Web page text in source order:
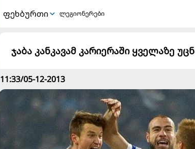
ᲤᲔᲮᲑᲣᲠᲗᲘ ლეგიონერები
ჯაბა კანკავამ კარიერაში ყველაზე
11:33/05-12-2013